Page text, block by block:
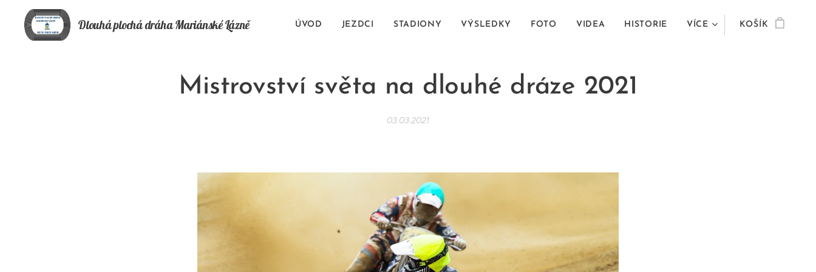
Dlouhá plochádráhaMariánské Lázně ÚVOD JEZDCI STADIONY VÝSLEDKY FOTO VIDEA HISTORIE VÍCE KOŠÍK
Mistrovství světa na dlouhé dráze 2021
03.03.2021